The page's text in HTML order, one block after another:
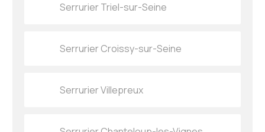
Serrurier Triel-sur-Seine
Serrurier Croissy-sur-Seine
Serrurier Villepreux